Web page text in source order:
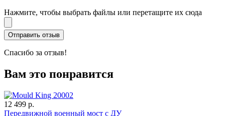
Нажмите, чтобы выбрать файлы или перетащите их сюда
Спасибо за отзыв!
Вам это понравится
12 499 р.
Передвижной военный мост с ДУ